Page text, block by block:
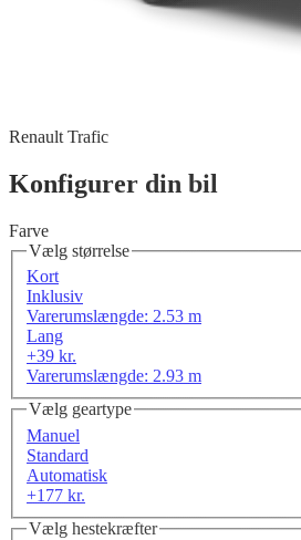
Renault Trafic
Konfigurer din bil
Farve
Vælg størrelse
Kort
Inklusiv
Varerumslængde: 2.53 m
Lang
+39 kr.
Varerumslængde: 2.93 m
Vælg geartype
Manuel
Standard
Automatisk
+177 kr.
Vælg hestekræfter